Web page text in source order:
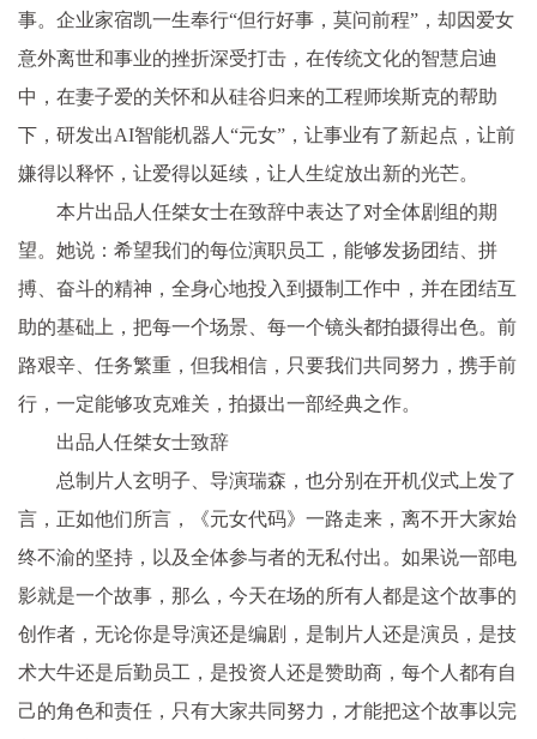
事。企业家宿凯一生奉行“但行好事，莫问前程”，却因爱女
意外离世和事业的挫折深受打击，在传统文化的智慧启迪
中，在妻子爱的关怀和从硅谷归来的工程师埃斯克的帮助
下，研发出AI智能机器人“元女”，让事业有了新起点，让前
嫌得以释怀，让爱得以延续，让人生绽放出新的光芒。
本片出品人任桀女士在致辞中表达了对全体剧组的期
望。她说：希望我们的每位演职员工，能够发扬团结、拼
搏、奋斗的精神，全身心地投入到摄制工作中，并在团结互
助的基础上，把每一个场景、每一个镜头都拍摄得出色。前
路艰辛、任务繁重，但我相信，只要我们共同努力，携手前
行，一定能够攻克难关，拍摄出一部经典之作。
出品人任桀女士致辞
总制片人玄明子、导演瑞森，也分别在开机仪式上发了
言，正如他们所言，《元女代码》一路走来，离不开大家始
终不渝的坚持，以及全体参与者的无私付出。如果说一部电
影就是一个故事，那么，今天在场的所有人都是这个故事的
创作者，无论你是导演还是编剧，是制片人还是演员，是技
术大牛还是后勤员工，是投资人还是赞助商，每个人都有自
己的角色和责任，只有大家共同努力，才能把这个故事以完